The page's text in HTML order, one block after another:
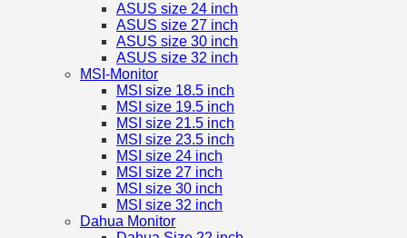
ASUS size 24 inch
ASUS size 27 inch
ASUS size 30 inch
ASUS size 32 inch
MSI-Monitor
MSI size 18.5 inch
MSI size 19.5 inch
MSI size 21.5 inch
MSI size 23.5 inch
MSI size 24 inch
MSI size 27 inch
MSI size 30 inch
MSI size 32 inch
Dahua Monitor